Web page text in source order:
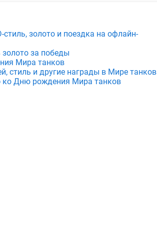
золото и поездка на офлайн-
за победы
Мира танков
стиль и другие награды в Мире танков
ко Дню рождения Мира танков